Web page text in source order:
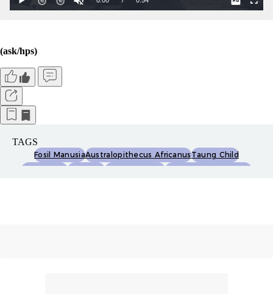
(ask/hps)
TAGS
Fosil ManusiaAustralopithecus AfricanusTaung Child